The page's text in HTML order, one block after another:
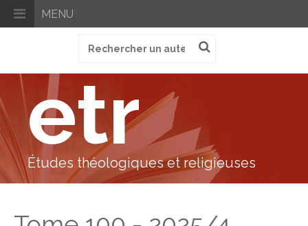
MENU
pour
etr
Études théologiques et religieuses